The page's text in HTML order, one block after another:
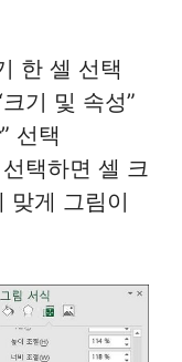
한 셀 선택
기 및 속성”
” 선택
택하면 셀 크
맞게 그림이